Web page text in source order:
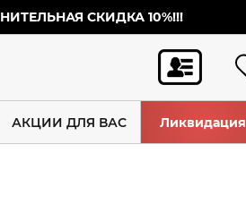
СКИДКА 10%!!!
АКЦИИ ДЛЯ ВАС Ликвидация